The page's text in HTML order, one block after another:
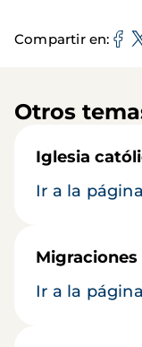
Compartir en
Otros
Iglesia
Ir a la
Migraciones
Ir a la